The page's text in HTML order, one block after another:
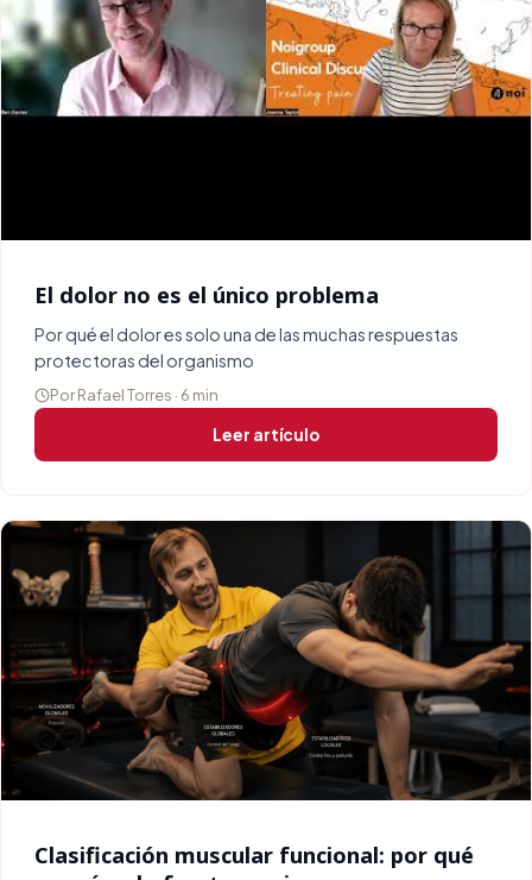
El dolor no es el único problema
Por qué el dolor es solo una de las muchas respuestas
protectoras del organismo
Por Rafael Torres · 6 min
Leer artículo
Clasificación muscular funcional: por qué